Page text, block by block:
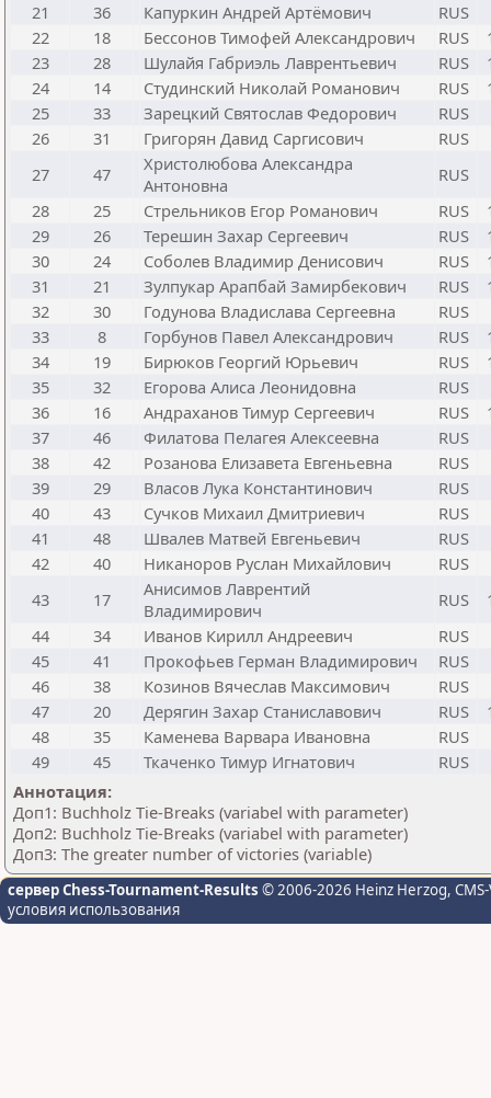
21
36 Капуркин Андрей Артёмович
RUS
22
18 Бессонов Тимофей Александрович RUS
23
28 Шулайя Габриэль Лаврентьевич RUS
24
14 Студинский Николай Романович RUS
25
33 Зарецкий Святослав Федорович
RUS
26
31 Григорян Давид Саргисович
RUS
27
47
Христолюбова Александра
Антоновна
RUS
28
25 Стрельников Егор Романович RUS
29
26 Терешин Захар Сергеевич RUS
30
24 Соболев Владимир Денисович RUS
31
21 Зулпукар Арапбай Замирбекович RUS
32
30 Годунова Владислава Сергеевна
RUS
33
8 Горбунов Павел Александрович RUS
34
19 Бирюков Георгий Юрьевич RUS
35
32 Егорова Алиса Леонидовна
RUS
36
16 Андраханов Тимур Сергеевич RUS
37
46 Филатова Пелагея Алексеевна
RUS
38
42 Розанова Елизавета Евгеньевна
RUS
39
29 Власов Лука Константинович
RUS
40
43 Сучков Михаил Дмитриевич
RUS
41
48 Швалев Матвей Евгеньевич
RUS
42
40 Никаноров Руслан Михайлович
RUS
43
17
Анисимов Лаврентий
Владимирович
RUS
44
34 Иванов Кирилл Андреевич
RUS
45
41 Прокофьев Герман Владимирович
RUS
46
38 Козинов Вячеслав Максимович
RUS
47
20 Дерягин Захар Станиславович RUS
48
35 Каменева Варвара Ивановна
RUS
49
45 Ткаченко Тимур Игнатович
RUS
Аннотация:
Доп1: Buchholz Tie-Breaks (variabel with parameter)
Доп2: Buchholz Tie-Breaks (variabel with parameter)
Доп3: The greater number of victories (variable)
сервер Chess-Tournament-Results © 2006-2026 Heinz Herzog,
условия использования